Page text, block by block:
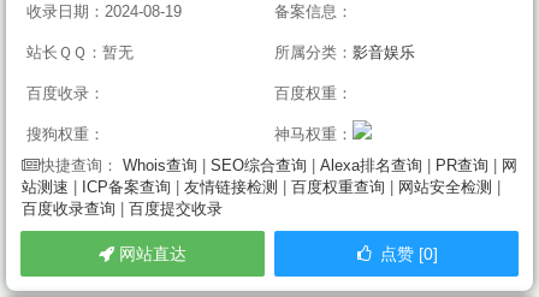
收录日期：2024-08-19 备案信息：
站长ＱＱ：暂无 所属分类： 影音娱乐
百度收录： 百度权重：
搜狗权重： 神马权重：
快捷查询： Whois查询 SEO综合查询 Alexa排名查询 PR查询
网
站测速
ICP备案查询 友情链接检测 百度权重查询 网站安全检测
百度收录查询
百度提交收录
网站直达 点赞 [0]